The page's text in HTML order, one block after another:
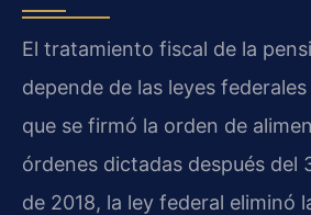
El tratamiento fiscal de la
depende de las leyes
que se firmó la orden de
órdenes dictadas después del
de 2018, la ley federal eliminó